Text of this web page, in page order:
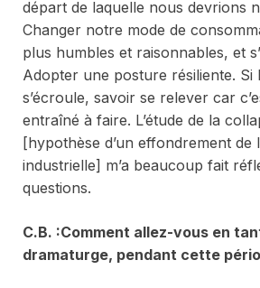
départ de laquelle nous devrions
Changer notre mode de
plus humbles et raisonnables, et
Adopter une posture résiliente. Si
s’écroule, savoir se relever car
entraîné à faire. L’étude de la
[hypothèse d’un effondrement de
industrielle] m’a beaucoup fait
questions.
C.B. :Comment allez-vous en
dramaturge, pendant cette